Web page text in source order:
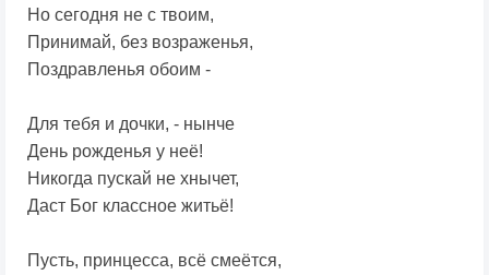
Но сегодня не с твоим,
Принимай, без возраженья,
Поздравленья обоим -
Для тебя и дочки, - нынче
День рожденья у неё!
Никогда пускай не хнычет,
Даст Бог классное житьё!
Пусть, принцесса, всё смеётся,